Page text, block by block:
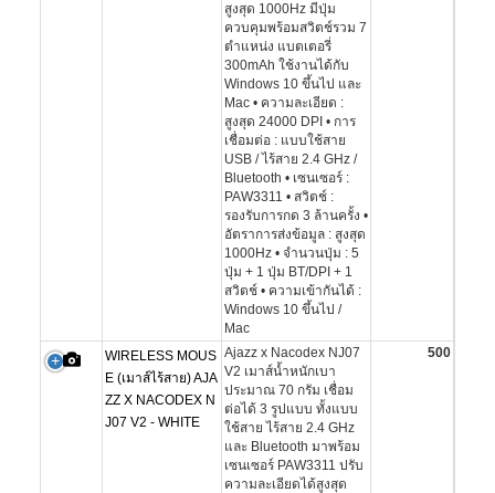
สูงสุด 1000Hz มีปุ่ม
ควบคุมพร้อมสวิตช์รวม 7
ตำแหน่ง แบตเตอรี่
300mAh ใช้งานได้กับ
Windows 10 ขึ้นไป และ
Mac • ความละเอียด :
สูงสุด 24000 DPI • การ
เชื่อมต่อ : แบบใช้สาย
USB / ไร้สาย 2.4 GHz /
Bluetooth • เซนเซอร์ :
PAW3311 • สวิตช์ :
รองรับการกด 3 ล้านครั้ง •
อัตราการส่งข้อมูล : สูงสุด
1000Hz • จำนวนปุ่ม : 5
ปุ่ม + 1 ปุ่ม BT/DPI + 1
สวิตช์ • ความเข้ากันได้ :
Windows 10 ขึ้นไป /
Mac
WIRELESS MOUS
E (เมาส์ไร้สาย) AJA
ZZ X NACODEX N
J07 V2 - WHITE
Ajazz x Nacodex NJ07
V2 เมาส์น้ำหนักเบา
ประมาณ 70 กรัม เชื่อม
ต่อได้ 3 รูปแบบ ทั้งแบบ
ใช้สาย ไร้สาย 2.4 GHz
และ Bluetooth มาพร้อม
เซนเซอร์ PAW3311 ปรับ
ความละเอียดได้สูงสุด
500